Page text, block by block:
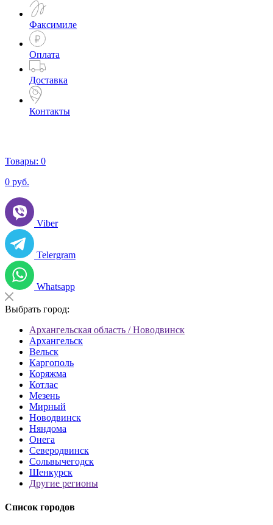
Факсимиле
Оплата
Доставка
Контакты
Товары: 0
0 руб.
Viber
Telergram
Whatsapp
Выбрать город:
Архангельская область / Новодвинск
Архангельск
Вельск
Каргополь
Коряжма
Котлас
Мезень
Мирный
Новодвинск
Няндома
Онега
Северодвинск
Сольвычегодск
Шенкурск
Другие регионы
Список городов